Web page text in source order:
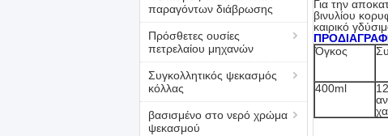
παραγόντων διάβρωσης
Πρόσθετες ουσίες
πετρελαίου μηχανών
Συγκολλητικός ψεκασμός
κόλλας
βασισμένο στο νερό χρώμα
ψεκασμού
Για την
βινυλίου
καιρικό
Όγκος
400ml